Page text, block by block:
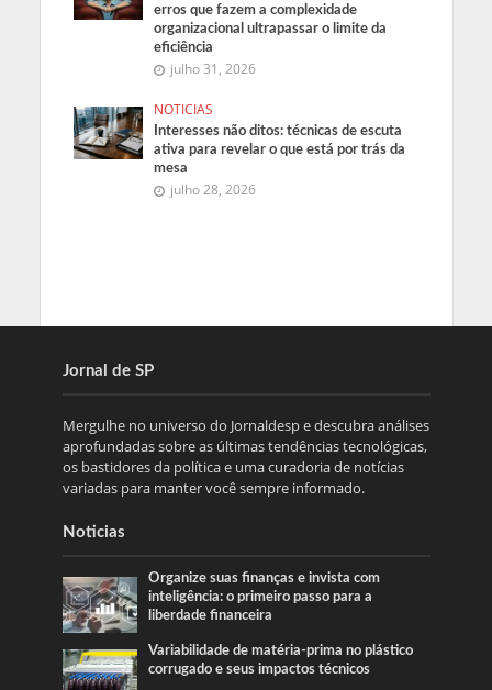
erros que fazem a complexidade
organizacional ultrapassar o limite da
eficiência
julho 31, 2026
NOTICIAS
Interesses não ditos: técnicas de escuta
ativa para revelar o que está por trás da
mesa
julho 28, 2026
Jornal de SP
Mergulhe no universo do Jornaldesp e descubra análises
aprofundadas sobre as últimas tendências tecnológicas,
os bastidores da política e uma curadoria de notícias
variadas para manter você sempre informado.
Noticias
Organize suas finanças e invista com
inteligência: o primeiro passo para a
liberdade financeira
Variabilidade de matéria-prima no plástico
corrugado e seus impactos técnicos